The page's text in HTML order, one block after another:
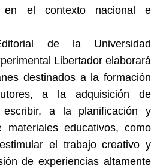
el contexto nacional e
de la Universidad
Libertador elaborará
destinados a la formación
a la adquisición de
escribir, a la planificación y
materiales educativos, como
el trabajo creativo y
de experiencias altamente